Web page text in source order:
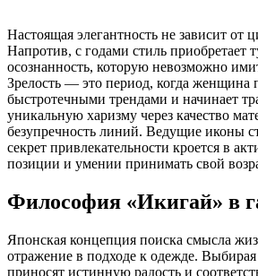
Настоящая элегантность не зависит от
Напротив, с годами стиль приобретает
осознанность, которую невозможно
Зрелость — это период, когда женщина
быстротечными трендами и начинает
уникальную харизму через качество
безупречность линий. Ведущие иконы
секрет привлекательности кроется в
позиции и умении принимать свой
Философия «Икигай» в
Японская концепция поиска смысла
отражение в подходе к одежде.
приносят истинную радость и